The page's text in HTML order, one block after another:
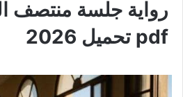
رواية جلسة منتصف
pdf تحميل 2026